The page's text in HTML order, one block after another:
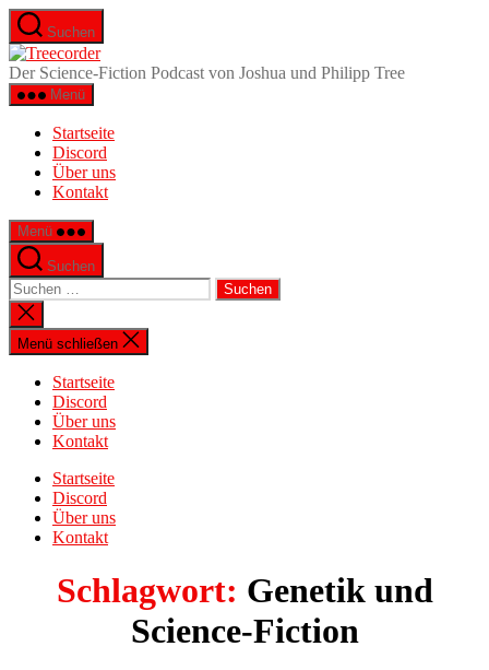
Zum
Inhalt
springen
Suchen
Treecorder
Der Science-Fiction Podcast von Joshua und Philipp Tree
Menü
Startseite
Discord
Über uns
Kontakt
Menü
Suchen
Suchen
nach:
Suche
schließen
Menü schließen
Startseite
Discord
Über uns
Kontakt
Startseite
Discord
Über uns
Kontakt
Schlagwort: Genetik und
Science-Fiction